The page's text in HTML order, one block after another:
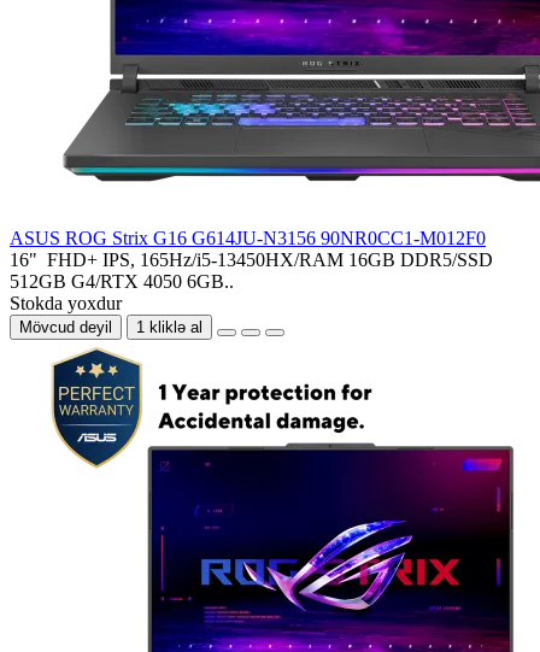
ASUS ROG Strix G16 G614JU-N3156 90NR0CC1-M012F0
16" FHD+ IPS, 165Hz/i5-13450HX/RAM 16GB DDR5/SSD
512GB G4/RTX 4050 6GB..
Stokda yoxdur
Mövcud deyil 1 kliklə al